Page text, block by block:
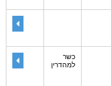
כשר
למהדרין